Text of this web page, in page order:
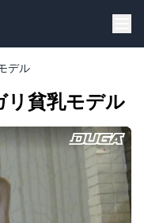
デル
リ貧乳モデル